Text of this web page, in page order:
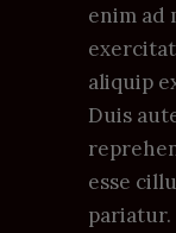
enim ad
aliquip
Duis
esse
pariatur.